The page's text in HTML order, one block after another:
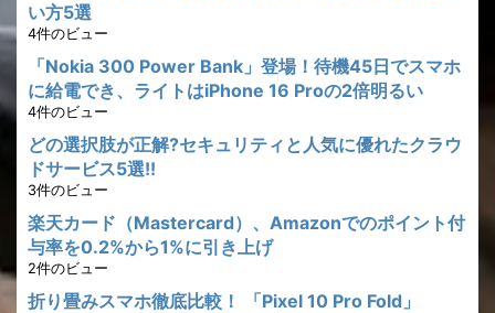
い方5選
4件のビュー
「Nokia 300 Power Bank」登場！待機45日でスマホ
に給電でき、ライトはiPhone 16 Proの2倍明るい
4件のビュー
どの選択肢が正解?セキュリティと人気に優れたクラウ
ドサービス5選!!
3件のビュー
楽天カード（Mastercard）、Amazonでのポイント付
与率を0.2%から1%に引き上げ
2件のビュー
折り畳みスマホ徹底比較！ 「Pixel 10 Pro Fold」